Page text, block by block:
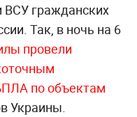
ВСУ гражданских
Так, в ночь на 6
провели
по объектам
Украины.